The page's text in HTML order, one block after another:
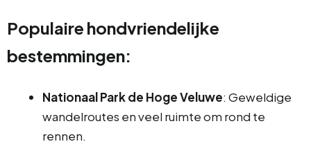
Populaire hondvriendelijke
bestemmingen:
Nationaal Park de Hoge Veluwe: Geweldige
wandelroutes en veel ruimte om rond te
rennen.